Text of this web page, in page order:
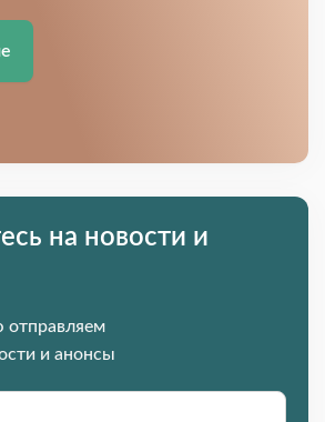
на новости и
и анонсы